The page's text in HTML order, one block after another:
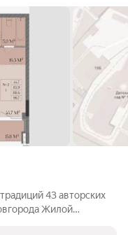
43 авторских
Жилой